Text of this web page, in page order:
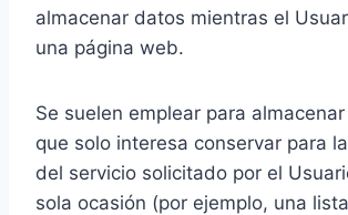
almacenar datos mientras el
una página web.
Se suelen emplear para
que solo interesa conservar para
del servicio solicitado por el
sola ocasión (por ejemplo, una